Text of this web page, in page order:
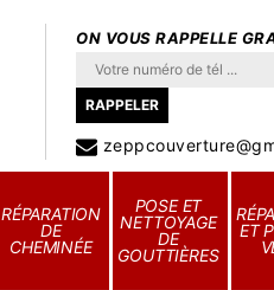
ON VOUS RAPPELLE
RÉPARATION
DE
CHEMINÉE
POSE ET
NETTOYAGE
DE
GOUTTIÈRES
ET